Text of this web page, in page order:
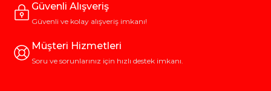
Güvenli Alışveriş
Güvenli ve kolay alışveriş imkanı!
Müşteri Hizmetleri
Soru ve sorunlarınız için hızlı destek imkanı.